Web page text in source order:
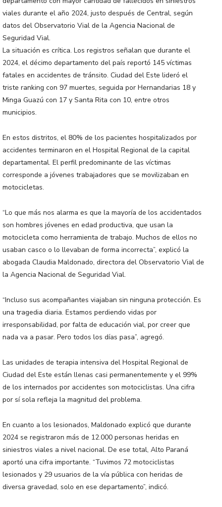
viales durante el año 2024, justo después de Central, según
datos del Observatorio Vial de la Agencia Nacional de
Seguridad Vial.
La situación es crítica. Los registros señalan que durante el
2024, el décimo departamento del país reportó 145 víctimas
fatales en accidentes de tránsito. Ciudad del Este lideró el
triste ranking con 97 muertes, seguida por Hernandarias 18 y
Minga Guazú con 17 y Santa Rita con 10, entre otros
municipios.
En estos distritos, el 80% de los pacientes hospitalizados por
accidentes terminaron en el Hospital Regional de la capital
departamental. El perfil predominante de las víctimas
corresponde a jóvenes trabajadores que se movilizaban en
motocicletas.
“Lo que más nos alarma es que la mayoría de los accidentados
son hombres jóvenes en edad productiva, que usan la
motocicleta como herramienta de trabajo. Muchos de ellos no
usaban casco o lo llevaban de forma incorrecta”, explicó la
abogada Claudia Maldonado, directora del Observatorio Vial de
la Agencia Nacional de Seguridad Vial.
“Incluso sus acompañantes viajaban sin ninguna protección. Es
una tragedia diaria. Estamos perdiendo vidas por
irresponsabilidad, por falta de educación vial, por creer que
nada va a pasar. Pero todos los días pasa”, agregó.
Las unidades de terapia intensiva del Hospital Regional de
Ciudad del Este están llenas casi permanentemente y el 99%
de los internados por accidentes son motociclistas. Una cifra
por sí sola refleja la magnitud del problema.
En cuanto a los lesionados, Maldonado explicó que durante
2024 se registraron más de 12.000 personas heridas en
siniestros viales a nivel nacional. De ese total, Alto Paraná
aportó una cifra importante. “Tuvimos 72 motociclistas
lesionados y 29 usuarios de la vía pública con heridas de
diversa gravedad, solo en ese departamento”, indicó.